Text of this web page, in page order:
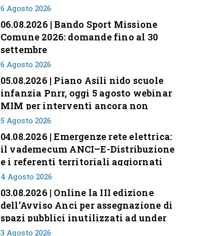
6 Agosto 2026
06.08.2026 | Bando Sport Missione
Comune 2026: domande fino al 30
settembre
6 Agosto 2026
05.08.2026 | Piano Asili nido scuole
infanzia Pnrr, oggi 5 agosto webinar
MIM per interventi ancora non
conclusi
5 Agosto 2026
04.08.2026 | Emergenze rete elettrica:
il vademecum ANCI–E-Distribuzione
e i referenti territoriali aggiornati
4 Agosto 2026
03.08.2026 | Online la III edizione
dell’Avviso Anci per assegnazione di
spazi pubblici inutilizzati ad under
35
3 Agosto 2026